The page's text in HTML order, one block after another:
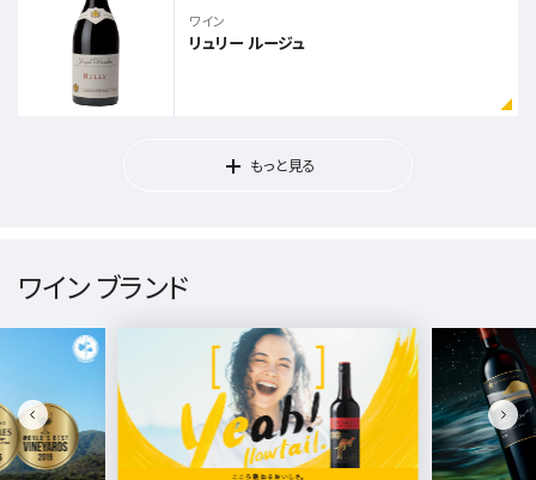
ワイン
リュリー ルージュ
もっと見る
ワイン ブランド